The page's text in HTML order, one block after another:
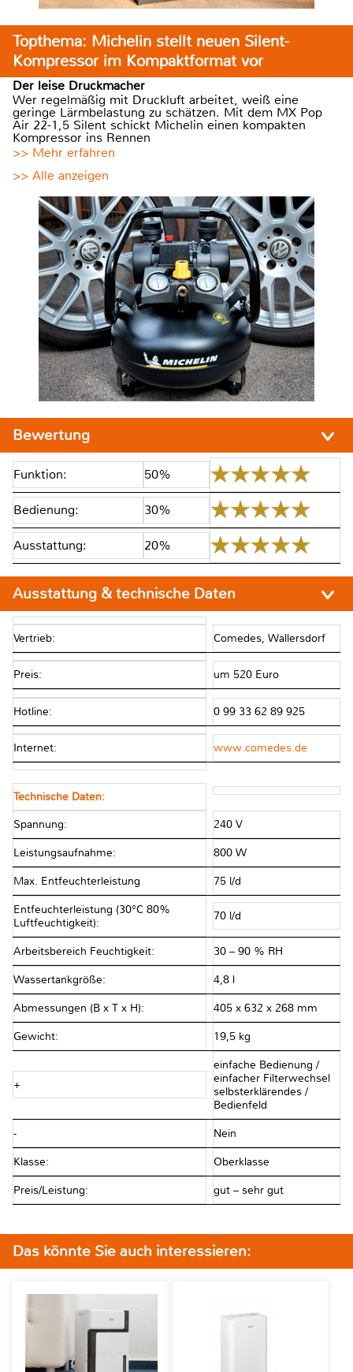
Topthema: Michelin stellt neuen Silent-
Kompressor im Kompaktformat vor
Der leise Druckmacher
Wer regelmäßig mit Druckluft arbeitet, weiß eine
geringe Lärmbelastung zu schätzen. Mit dem MX Pop
Air 22-1,5 Silent schickt Michelin einen kompakten
Kompressor ins Rennen
>> Mehr erfahren
>> Alle anzeigen
Bewertung
Funktion: 50%
Bedienung: 30%
Ausstattung: 20%
Ausstattung & technische Daten
Vertrieb: Comedes, Wallersdorf
Preis: um 520 Euro
Hotline: 0 99 33 62 89 925
Internet: www.comedes.de
Technische Daten:
Spannung: 240 V
Leistungsaufnahme: 800 W
Max. Entfeuchterleistung 75 l/d
Entfeuchterleistung (30°C 80%
Luftfeuchtigkeit):
70 l/d
Arbeitsbereich Feuchtigkeit: 30 – 90 % RH
Wassertankgröße: 4,8 l
Abmessungen (B x T x H): 405 x 632 x 268 mm
Gewicht: 19,5 kg
+
einfache Bedienung /
einfacher Filterwechsel
selbsterklärendes /
Bedienfeld
- Nein
Klasse: Oberklasse
Preis/Leistung: gut – sehr gut
Das könnte Sie auch interessieren: